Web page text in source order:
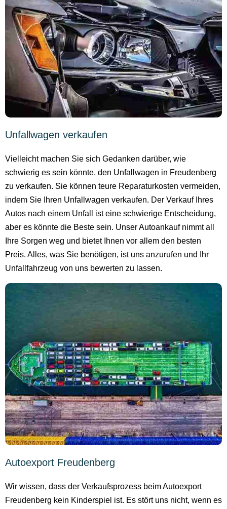
Unfallwagen verkaufen
Vielleicht machen Sie sich Gedanken darüber, wie
schwierig es sein könnte, den Unfallwagen in Freudenberg
zu verkaufen. Sie können teure Reparaturkosten vermeiden,
indem Sie Ihren Unfallwagen verkaufen. Der Verkauf Ihres
Autos nach einem Unfall ist eine schwierige Entscheidung,
aber es könnte die Beste sein. Unser Autoankauf nimmt all
Ihre Sorgen weg und bietet Ihnen vor allem den besten
Preis. Alles, was Sie benötigen, ist uns anzurufen und Ihr
Unfallfahrzeug von uns bewerten zu lassen.
Autoexport Freudenberg
Wir wissen, dass der Verkaufsprozess beim Autoexport
Freudenberg kein Kinderspiel ist. Es stört uns nicht, wenn es